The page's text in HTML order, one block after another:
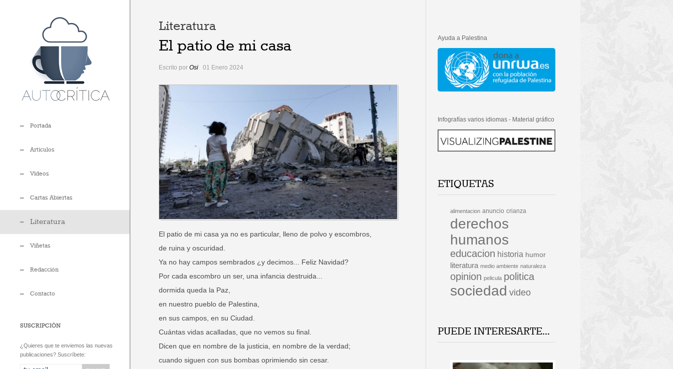
Portada
Artículos
Vídeos
Cartas Abiertas
Literatura
Viñetas
Redacción
Contacto
SUSCRIPCIÓN
¿Quieres que te enviemos las nuevas
publicaciones? Suscríbete:
Literatura
El patio de mi casa
Escrito por Osi 01 Enero 2024
El patio de mi casa ya no es particular, lleno de polvo y escombros,
de ruina y oscuridad.
Ya no hay campos sembrados ¿y decimos... Feliz Navidad?
Por cada escombro un ser, una infancia destruida...
dormida queda la Paz,
en nuestro pueblo de Palestina,
en sus campos, en su Ciudad.
Cuántas vidas acalladas, que no vemos su final.
Dicen que en nombre de la justicia, en nombre de la verdad;
cuando siguen con sus bombas oprimiendo sin cesar.
Ayuda a Palestina
Infografías varios idiomas - Material gráfico
ETIQUETAS
alimentacion anuncio crianza
derechos
humanos
educacion historia humor
literatura medio ambiente naturaleza
opinion pelicula politica
sociedad video
PUEDE INTERESARTE...